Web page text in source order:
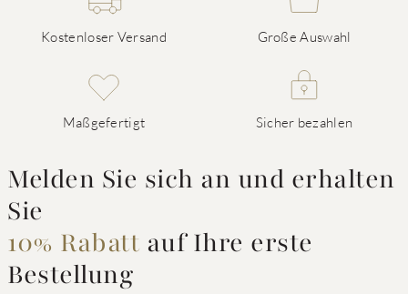
Kostenloser Versand Große Auswahl
Maßgefertigt Sicher bezahlen
Melden Sie sich an und erhalten
Sie
10% Rabatt auf Ihre erste
Bestellung